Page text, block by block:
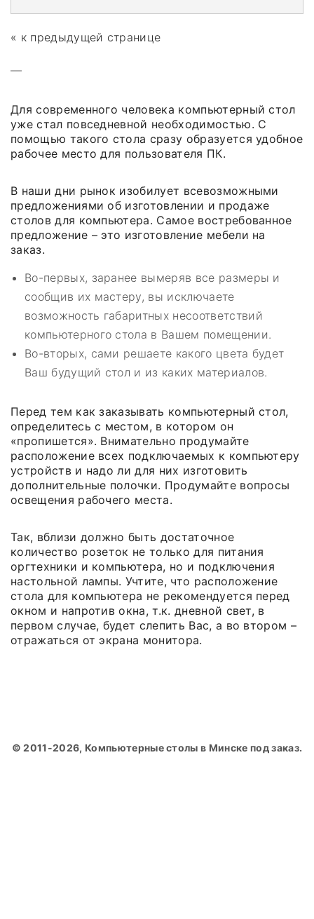
« к предыдущей странице
—
Для современного человека компьютерный стол
уже стал повседневной необходимостью. С
помощью такого стола сразу образуется удобное
рабочее место для пользователя ПК.
В наши дни рынок изобилует всевозможными
предложениями об изготовлении и продаже
столов для компьютера. Самое востребованное
предложение – это изготовление мебели на
заказ.
Во-первых, заранее вымеряв все размеры и
сообщив их мастеру, вы исключаете
возможность габаритных несоответствий
компьютерного стола в Вашем помещении.
Во-вторых, сами решаете какого цвета будет
Ваш будущий стол и из каких материалов.
Перед тем как заказывать компьютерный стол,
определитесь с местом, в котором он
«пропишется». Внимательно продумайте
расположение всех подключаемых к компьютеру
устройств и надо ли для них изготовить
дополнительные полочки. Продумайте вопросы
освещения рабочего места.
Так, вблизи должно быть достаточное
количество розеток не только для питания
оргтехники и компьютера, но и подключения
настольной лампы. Учтите, что расположение
стола для компьютера не рекомендуется перед
окном и напротив окна, т.к. дневной свет, в
первом случае, будет слепить Вас, а во втором –
отражаться от экрана монитора.
© 2011-2026, Компьютерные столы в Минске под заказ.